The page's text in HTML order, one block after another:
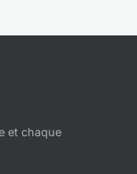
et chaque